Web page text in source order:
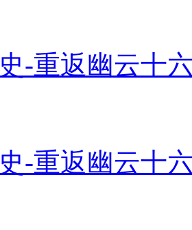
-重返幽云十
-重返幽云十